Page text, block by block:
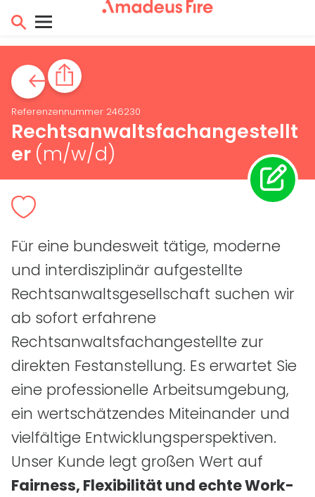
Referenzennummer 246230
Rechtsanwaltsfachangestellt
er (m/w/d)
Für eine bundesweit tätige, moderne
und interdisziplinär aufgestellte
Rechtsanwaltsgesellschaft suchen wir
ab sofort erfahrene
Rechtsanwaltsfachangestellte zur
direkten Festanstellung. Es erwartet Sie
eine professionelle Arbeitsumgebung,
ein wertschätzendes Miteinander und
vielfältige Entwicklungsperspektiven.
Unser Kunde legt großen Wert auf
Fairness, Flexibilität und echte Work-